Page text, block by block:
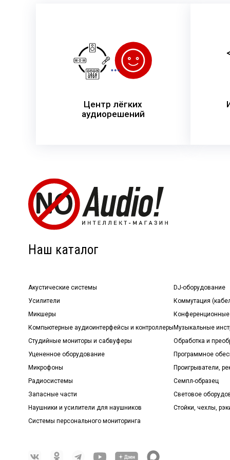
Центр лёгких
аудиорешений
Наш каталог
Акустические системы
Усилители
Микшеры
Компьютерные аудиоинтерфейсы и контроллеры
Студийные мониторы и сабвуферы
Уцененное оборудование
Микрофоны
Радиосистемы
Запасные части
Наушники и усилители для наушников
Системы персонального мониторинга
DJ-оборудование
Коммутация
Музыкальные
Обработка и
Программное
Проигрыватели,
Семпл-образец
Световое
Стойки, чехлы,